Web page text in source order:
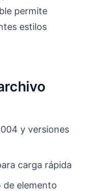
permite
estilos
y versiones
carga rápida
de elemento